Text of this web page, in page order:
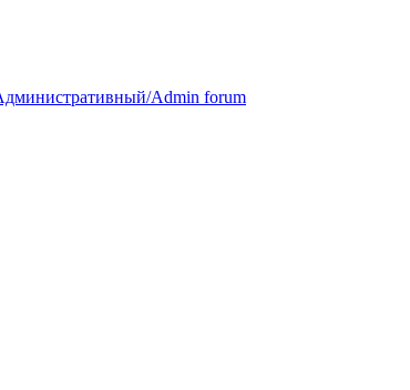
Admin forum